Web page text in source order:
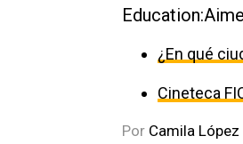
¿En qué
Cineteca
Por Camila López